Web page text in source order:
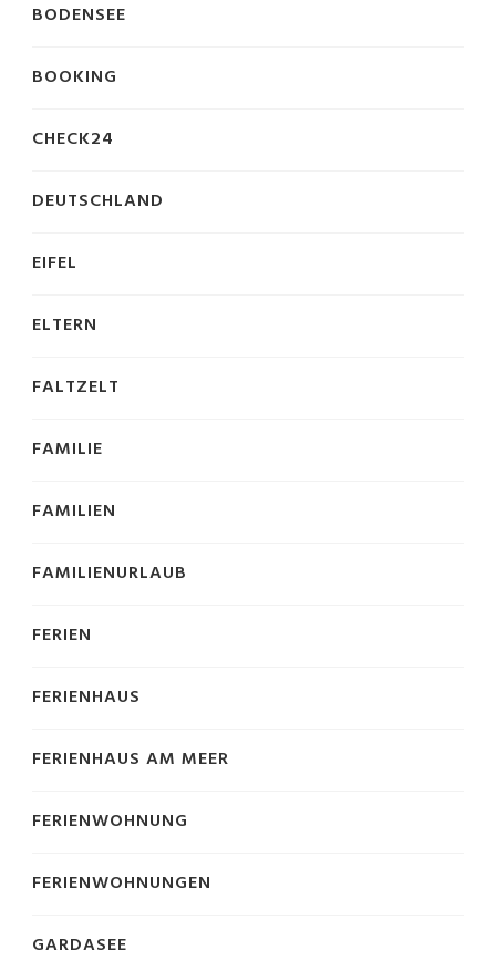
BODENSEE
BOOKING
CHECK24
DEUTSCHLAND
EIFEL
ELTERN
FALTZELT
FAMILIE
FAMILIEN
FAMILIENURLAUB
FERIEN
FERIENHAUS
FERIENHAUS AM MEER
FERIENWOHNUNG
FERIENWOHNUNGEN
GARDASEE